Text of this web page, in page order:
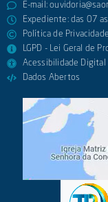
E-mail:
Expediente: das 07
Política de Privacidade
LGPD - Lei Geral de
Acessibilidade Digital
Dados Abertos